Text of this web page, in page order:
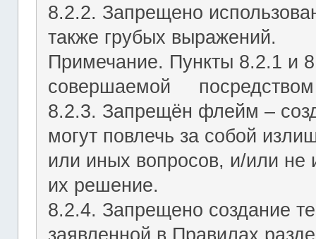
8.2.2. Запрещено
также грубых выражений.
Примечание. Пункты 8.2.1 и
совершаемой
8.2.3. Запрещён флейм –
могут повлечь за собой
или иных вопросов, и/или
их решение.
8.2.4. Запрещено создание
заявленной в Правилах